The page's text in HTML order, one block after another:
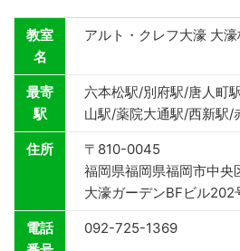
教室
名
アルト・クレフ大濠 大濠
最寄
駅
六本松駅/別府駅/唐人町
山駅/薬院大通駅/西新駅/
住所
〒810-0045
福岡県福岡県福岡市中
大濠ガーデンBFビル202
電話
092-725-1369